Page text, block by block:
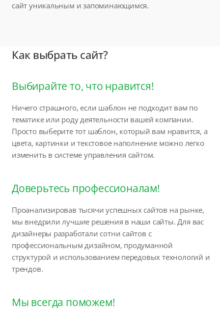
сайт уникальным и запоминающимся.
Как выбрать сайт?
Выбирайте то, что нравится!
Ничего страшного, если шаблон не подходит вам по
тематике или роду деятельности вашей компании.
Просто выберите тот шаблон, который вам нравится, а
цвета, картинки и текстовое наполнение можно легко
изменить в системе управления сайтом.
Доверьтесь профессионалам!
Проанализировав тысячи успешных сайтов на рынке,
мы внедрили лучшие решения в наши сайты. Для вас
дизайнеры разработали сотни сайтов с
профессиональным дизайном, продуманной
структурой и использованием передовых технологий и
трендов.
Мы всегда поможем!